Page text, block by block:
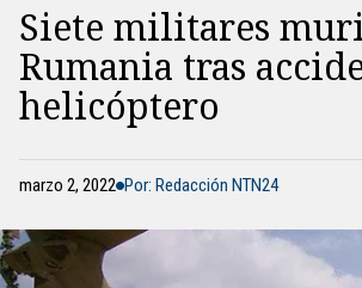
Siete militares
Rumania tras
helicóptero
marzo 2, 2022 Por: Redacción NTN24